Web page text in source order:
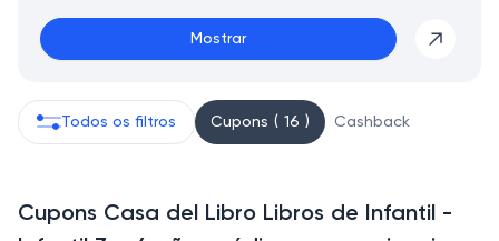
Mostrar
Todos os filtros Cupons ( 16 ) Cashback
Cupons Casa del Libro Libros de Infantil -